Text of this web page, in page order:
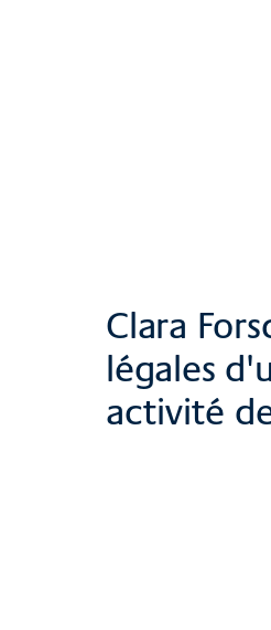
Clara
légales
activité